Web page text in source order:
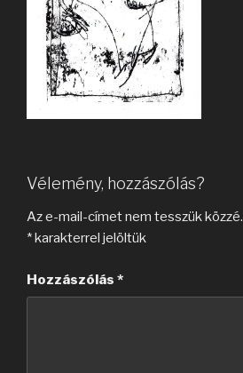
Vélemény, hozzászólás?
Az e-mail-címet nem tesszük közzé.
*karakterrel jelöltük
Hozzászólás *